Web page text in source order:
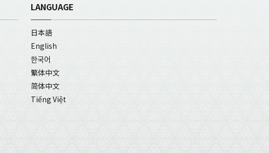
LANGUAGE
日本語
English
한국어
繁体中文
简体中文
Tiếng Việt